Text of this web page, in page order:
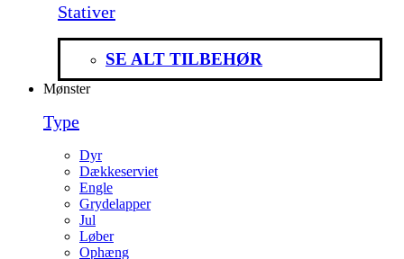
Stativer
SE ALT TILBEHØR
Mønster
Type
Dyr
Dækkeserviet
Engle
Grydelapper
Jul
Løber
Ophæng